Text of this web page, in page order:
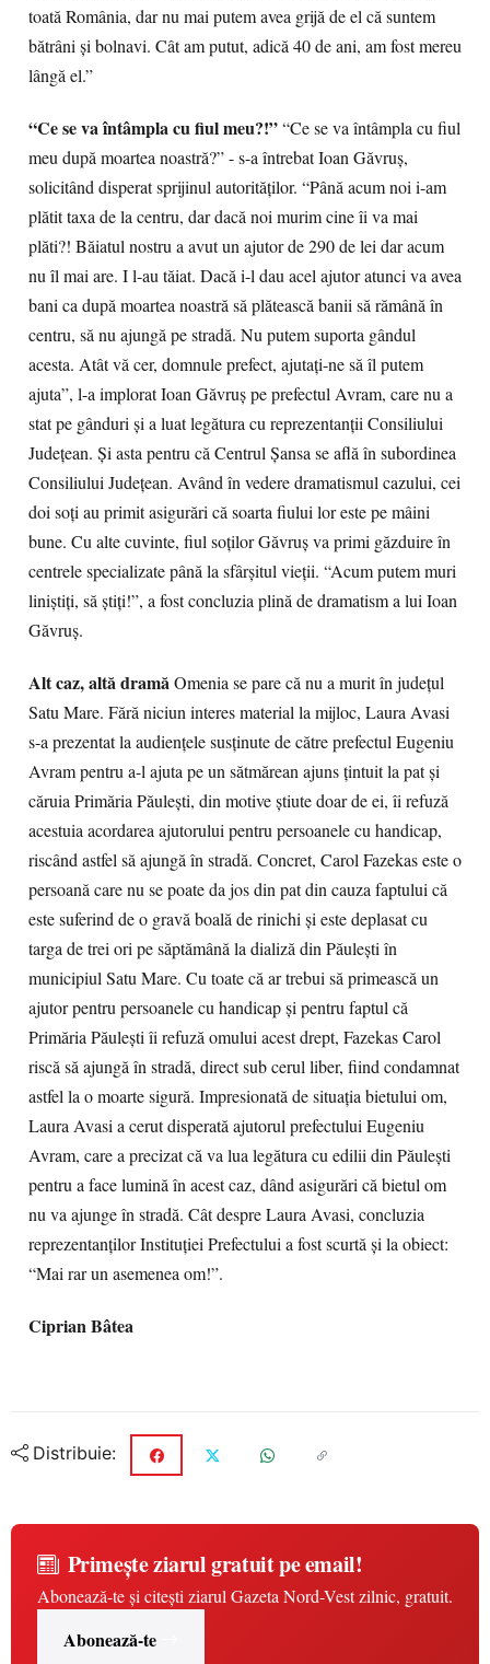
toată România, dar nu mai putem avea grijă de el că suntem
bătrâni şi bolnavi. Cât am putut, adică 40 de ani, am fost mereu
lângă el.”
“Ce se va întâmpla cu fiul meu?!”“Ce se va întâmpla cu fiul
meu după moartea noastră?” - s-a întrebat Ioan Găvruş,
solicitând disperat sprijinul autorităţilor. “Până acum noi i-am
plătit taxa de la centru, dar dacă noi murim cine îi va mai
plăti?! Băiatul nostru a avut un ajutor de 290 de lei dar acum
nu îl mai are. I l-au tăiat. Dacă i-l dau acel ajutor atunci va avea
bani ca după moartea noastră să plătească banii să rămână în
centru, să nu ajungă pe stradă. Nu putem suporta gândul
acesta. Atât vă cer, domnule prefect, ajutaţi-ne să îl putem
ajuta”, l-a implorat Ioan Găvruş pe prefectul Avram, care nu a
stat pe gânduri şi a luat legătura cu reprezentanţii Consiliului
Judeţean. Şi asta pentru că Centrul Şansa se află în subordinea
Consiliului Judeţean. Având în vedere dramatismul cazului, cei
doi soţi au primit asigurări că soarta fiului lor este pe mâini
bune. Cu alte cuvinte, fiul soţilor Găvruş va primi găzduire în
centrele specializate până la sfârşitul vieţii. “Acum putem muri
liniştiţi, să ştiţi!”, a fost concluzia plină de dramatism a lui Ioan
Găvruş.
Alt caz, altă dramăOmenia se pare că nu a murit în judeţul
Satu Mare. Fără niciun interes material la mijloc, Laura Avasi
s-a prezentat la audienţele susţinute de către prefectul Eugeniu
Avram pentru a-l ajuta pe un sătmărean ajuns ţintuit la pat şi
căruia Primăria Păuleşti, din motive ştiute doar de ei, îi refuză
acestuia acordarea ajutorului pentru persoanele cu handicap,
riscând astfel să ajungă în stradă. Concret, Carol Fazekas este o
persoană care nu se poate da jos din pat din cauza faptului că
este suferind de o gravă boală de rinichi şi este deplasat cu
targa de trei ori pe săptămână la dializă din Păuleşti în
municipiul Satu Mare. Cu toate că ar trebui să primească un
ajutor pentru persoanele cu handicap şi pentru faptul că
Primăria Păuleşti îi refuză omului acest drept, Fazekas Carol
riscă să ajungă în stradă, direct sub cerul liber, fiind condamnat
astfel la o moarte sigură. Impresionată de situaţia bietului om,
Laura Avasi a cerut disperată ajutorul prefectului Eugeniu
Avram, care a precizat că va lua legătura cu edilii din Păuleşti
pentru a face lumină în acest caz, dând asigurări că bietul om
nu va ajunge în stradă. Cât despre Laura Avasi, concluzia
reprezentanţilor Instituţiei Prefectului a fost scurtă şi la obiect:
“Mai rar un asemenea om!”.
Ciprian Bâtea
Distribuie:
Primește ziarul gratuit pe email!
Abonează-te și citești ziarul Gazeta Nord-Vest zilnic, gratuit.
Abonează-te